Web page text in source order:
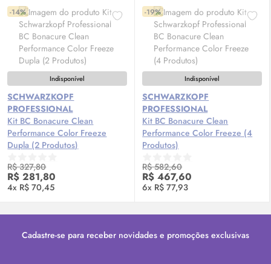
-14%
Indisponível
SCHWARZKOPF
PROFESSIONAL
Kit BC Bonacure Clean
Performance Color Freeze
Dupla (2 Produtos)
R$ 327,80
R$ 281,80
4x R$ 70,45
-19%
Indisponível
SCHWARZKOPF
PROFESSIONAL
Kit BC Bonacure Clean
Performance Color Freeze (4
Produtos)
R$ 582,60
R$ 467,60
6x R$ 77,93
Cadastre-se para receber novidades e promoções exclusivas